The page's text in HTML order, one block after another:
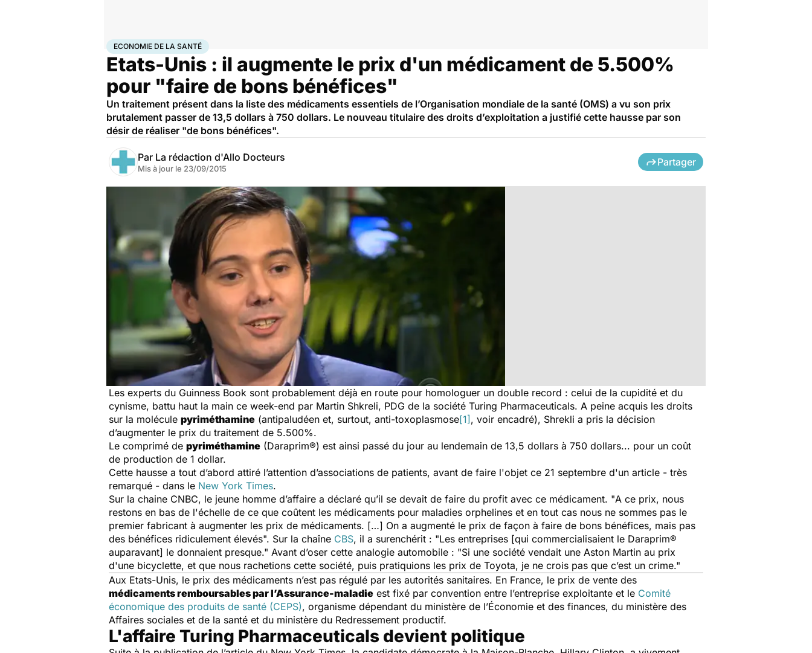
AccueilSantéSociété Économie
ECONOMIE DE LA SANTÉ
Etats-Unis : il augmente le prix d'un médicament de 5.500%
pour "faire de bons bénéfices"
Un traitement présent dans la liste des médicaments essentiels de l’Organisation mondiale de la santé (OMS) a vu son prix
brutalement passer de 13,5 dollars à 750 dollars. Le nouveau titulaire des droits d’exploitation a justifié cette hausse par son
désir de réaliser "de bons bénéfices".
Par La rédaction d'Allo Docteurs
Mis à jour le 23/09/2015
Partager
Les experts du Guinness Book sont probablement déjà en route pour homologuer un double record : celui de la cupidité et du
cynisme, battu haut la main ce week-end par Martin Shkreli, PDG de la société Turing Pharmaceuticals. A peine acquis les droits
sur la molécule pyriméthamine (antipaludéen et, surtout, anti-toxoplasmose[1] , voir encadré), Shrekli a pris la décision
d’augmenter le prix du traitement de 5.500%.
Le comprimé de pyriméthamine (Daraprim®) est ainsi passé du jour au lendemain de 13,5 dollars à 750 dollars... pour un coût
de production de 1 dollar.
Cette hausse a tout d’abord attiré l’attention d’associations de patients, avant de faire l'objet ce 21 septembre d'un article - très
remarqué - dans le New York Times.
Sur la chaine CNBC, le jeune homme d’affaire a déclaré qu’il se devait de faire du profit avec ce médicament. "A ce prix, nous
restons en bas de l'échelle de ce que coûtent les médicaments pour maladies orphelines et en tout cas nous ne sommes pas le
premier fabricant à augmenter les prix de médicaments. […] On a augmenté le prix de façon à faire de bons bénéfices, mais pas
des bénéfices ridiculement élevés". Sur la chaîne CBS, il a surenchérit : "Les entreprises [qui commercialisaient le Daraprim®
auparavant] le donnaient presque." Avant d’oser cette analogie automobile : "Si une société vendait une Aston Martin au prix
d'une bicyclette, et que nous rachetions cette société, puis pratiquions les prix de Toyota, je ne crois pas que c’est un crime."
Aux Etats-Unis, le prix des médicaments n’est pas régulé par les autorités sanitaires. En France, le prix de vente des
médicaments remboursables par l’Assurance-maladie est fixé par convention entre l’entreprise exploitante et le Comité
économique des produits de santé (CEPS), organisme dépendant du ministère de l’Économie et des finances, du ministère des
Affaires sociales et de la santé et du ministère du Redressement productif.
L'affaire Turing Pharmaceuticals devient politique